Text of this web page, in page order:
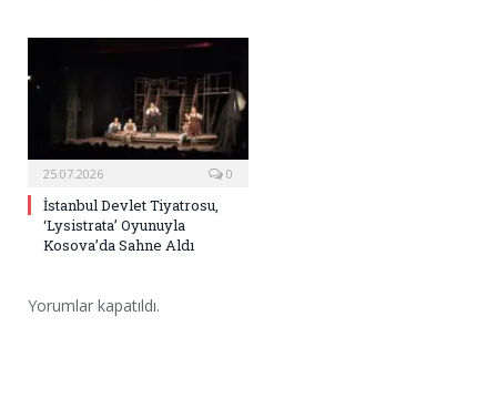
25.07.2026 0
İstanbul Devlet Tiyatrosu,
‘Lysistrata’ Oyunuyla
Kosova’da Sahne Aldı
Yorumlar kapatıldı.